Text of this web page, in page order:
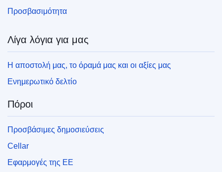
Προσβασιμότητα
Λίγα λόγια για μας
Η αποστολή μας, το όραμά μας και οι αξίες μας
Ενημερωτικό δελτίο
Πόροι
Προσβάσιμες δημοσιεύσεις
Cellar
Εφαρμογές της ΕΕ